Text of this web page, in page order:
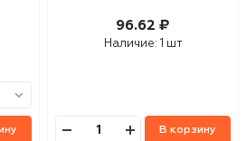
96.62 ₽
Наличие: 1 шт
В корзину